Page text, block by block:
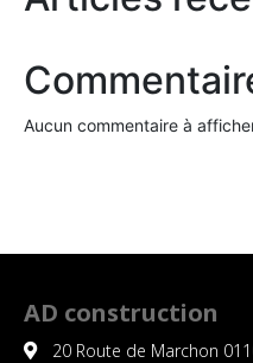
Aucun commentaire à
AD construction
20 Route de Marchon